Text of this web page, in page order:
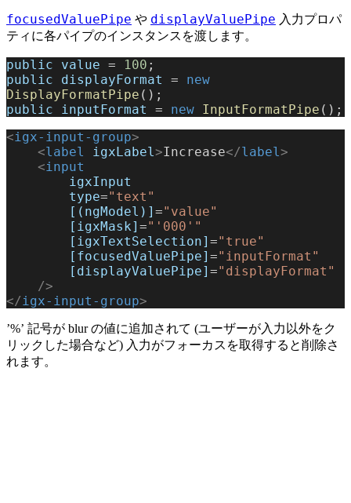
focusedValuePipe や displayValuePipe 入力プロパ
ティに各パイプのインスタンスを渡します。
public value = 100 ;
public displayFormat = new
DisplayFormatPipe ();
public inputFormat = new InputFormatPipe ();
<igx-input-group>
    <
label igxLabel>Increase</label>
    <
input
        igxInput
        type
="text"
        [(ngModel)]
="value"
        [igxMask]
="'000'"
        [igxTextSelection]
="true"
        [focusedValuePipe]
="inputFormat"
        [displayValuePipe]
="displayFormat"
    />
</igx-input-group>
’%’ 記号が blur の値に追加されて (ユーザーが入力以外をク
リックした場合など) 入力がフォーカスを取得すると削除さ
れます。